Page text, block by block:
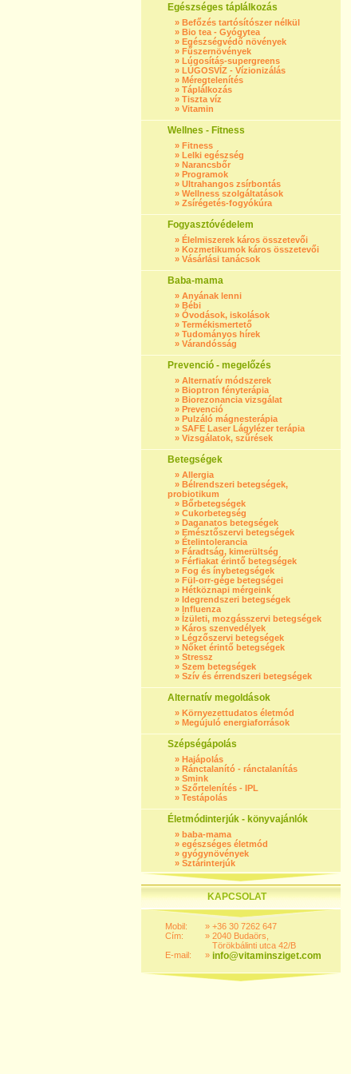
Egészséges táplálkozás
» Befőzés tartósítószer nélkül
» Bio tea - Gyógytea
» Egészségvédő növények
» Fűszernövények
» Lúgosítás-supergreens
» LÚGOSVÍZ - Vízionizálás
» Méregtelenítés
» Táplálkozás
» Tiszta víz
» Vitamin
Wellnes - Fitness
» Fitness
» Lelki egészség
» Narancsbőr
» Programok
» Ultrahangos zsírbontás
» Wellness szolgáltatások
» Zsírégetés-fogyókúra
Fogyasztóvédelem
» Élelmiszerek káros összetevői
» Kozmetikumok káros összetevői
» Vásárlási tanácsok
Baba-mama
» Anyának lenni
» Bébi
» Óvodások, iskolások
» Termékismertető
» Tudományos hírek
» Várandósság
Prevenció - megelőzés
» Alternatív módszerek
» Bioptron fényterápia
» Biorezonancia vizsgálat
» Prevenció
» Pulzáló mágnesterápia
» SAFE Laser Lágylézer terápia
» Vizsgálatok, szűrések
Betegségek
» Allergia
» Bélrendszeri betegségek,
probiotikum
» Bőrbetegségek
» Cukorbetegség
» Daganatos betegségek
» Emésztőszervi betegségek
» Ételintolerancia
» Fáradtság, kimerültség
» Férfiakat érintő betegségek
» Fog és ínybetegségek
» Fül-orr-gége betegségei
» Hétköznapi mérgeink
» Idegrendszeri betegségek
» Influenza
» Ízületi, mozgásszervi betegségek
» Káros szenvedélyek
» Légzőszervi betegségek
» Nőket érintő betegségek
» Stressz
» Szem betegségek
» Szív és érrendszeri betegségek
Alternatív megoldások
» Környezettudatos életmód
» Megújuló energiaforrások
Szépségápolás
» Hajápolás
» Ránctalanító - ránctalanítás
» Smink
» Szőrtelenítés - IPL
» Testápolás
Életmódinterjúk - könyvajánlók
» baba-mama
» egészséges életmód
» gyógynövények
» Sztárinterjúk
KAPCSOLAT
Mobil:
Cím:
E-mail:
»
»
»
+36 30 7262 647
2040 Budaörs,
Törökbálinti utca 42/B
info@vitaminsziget.com